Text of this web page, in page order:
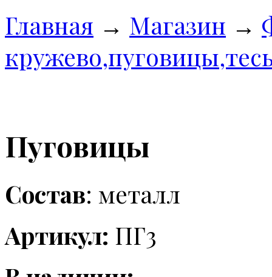
Главная → Магазин →
Пуговицы
Состав: металл
Артикул: ПГ3